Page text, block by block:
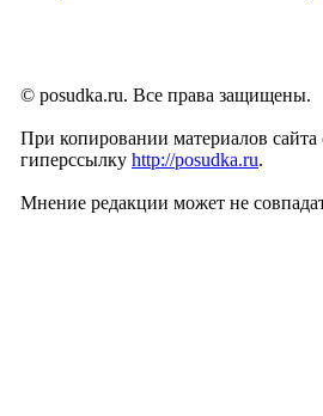
© posudka.ru. Все права защищены.
При копировании материалов сайта
гиперссылку http://posudka.ru.
Мнение редакции может не